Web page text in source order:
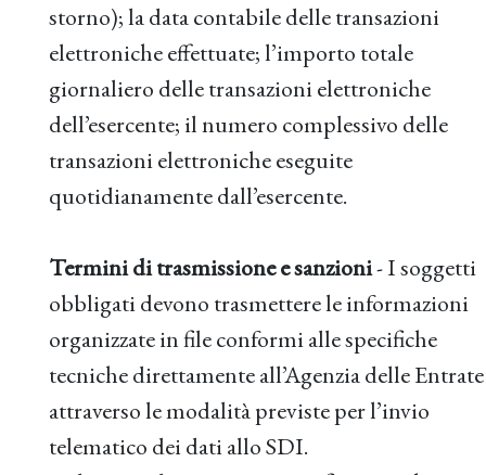
storno); la data contabile delle transazioni
elettroniche effettuate; l’importo totale
giornaliero delle transazioni elettroniche
dell’esercente; il numero complessivo delle
transazioni elettroniche eseguite
quotidianamente dall’esercente.
Termini di trasmissione e sanzioni- I soggetti
obbligati devono trasmettere le informazioni
organizzate in file conformi alle specifiche
tecniche direttamente all’Agenzia delle Entrate
attraverso le modalità previste per l’invio
telematico dei dati allo SDI.